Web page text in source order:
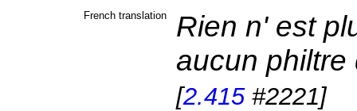
French translation
Rien n' est
aucun philtre
[2.415#2221]